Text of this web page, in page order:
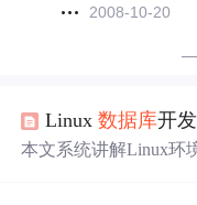
2008-10-20
Linux数据库开
本文系统讲解Linux环